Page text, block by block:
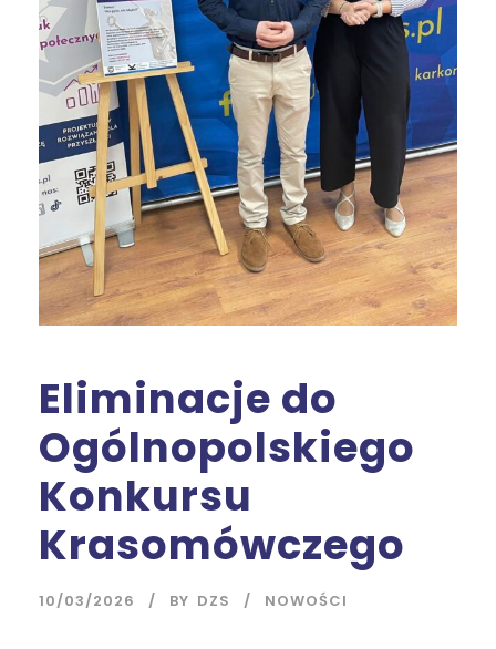
Eliminacje do
Ogólnopolskiego
Konkursu
Krasomówczego
10/03/2026 BY DZS NOWOŚCI